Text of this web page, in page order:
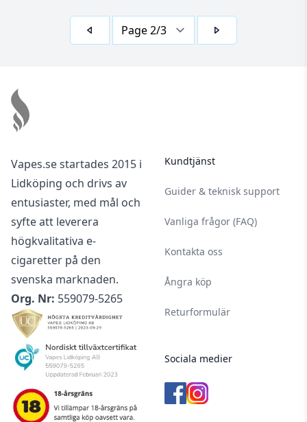
Vapes.se startades 2015 i
Lidköping och drivs av
entusiaster, med mål och
syfte att leverera
högkvalitativa e-
cigaretter på den
svenska marknaden.
Org. Nr: 559079-5265
Kundtjänst
Guider & teknisk support
Vanliga frågor (FAQ)
Kontakta oss
Ångra köp
Returformulär
Sociala medier